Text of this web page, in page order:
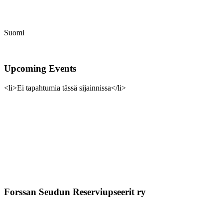
Suomi
Upcoming Events
<li>Ei tapahtumia tässä sijainnissa</li>
Forssan Seudun Reserviupseerit ry